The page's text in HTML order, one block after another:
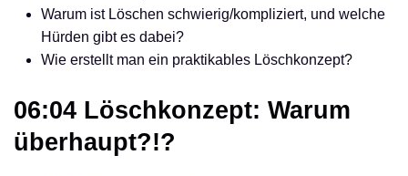
Warum ist Löschen schwierig/kompliziert, und welche
Hürden gibt es dabei?
Wie erstellt man ein praktikables Löschkonzept?
06:04 Löschkonzept: Warum
überhaupt?!?